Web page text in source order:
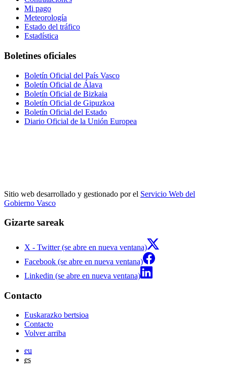
Mi pago
Meteorología
Estado del tráfico
Estadística
Boletines oficiales
Boletín Oficial del País Vasco
Boletín Oficial de Álava
Boletín Oficial de Bizkaia
Boletín Oficial de Gipuzkoa
Boletín Oficial del Estado
Diario Oficial de la Unión Europea
Sitio web desarrollado y gestionado por el Servicio Web del
Gobierno Vasco
Gizarte sareak
X - Twitter (se abre en nueva ventana)
Facebook (se abre en nueva ventana)
Linkedin (se abre en nueva ventana)
Contacto
Euskarazko bertsioa
Contacto
Volver arriba
eu
es